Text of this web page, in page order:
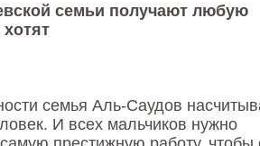
семьи получают любую
семья Аль-Саудов
И всех мальчиков нужно